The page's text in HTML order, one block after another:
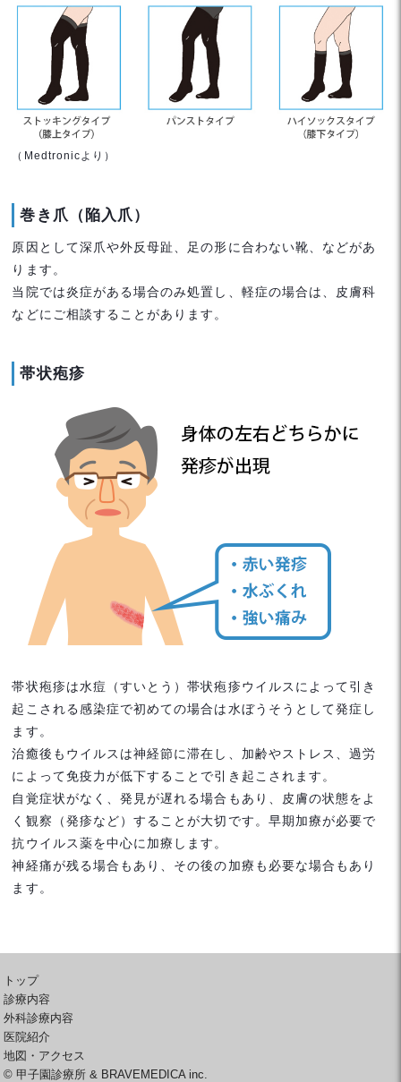
（Medtronicより）
巻き爪（陥入爪）
原因として深爪や外反母趾、足の形に合わない靴、などがあ
ります。
当院では炎症がある場合のみ処置し、軽症の場合は、皮膚科
などにご相談することがあります。
帯状疱疹
帯状疱疹は水痘（すいとう）帯状疱疹ウイルスによって引き
起こされる感染症で初めての場合は水ぼうそうとして発症し
ます。
治癒後もウイルスは神経節に滞在し、加齢やストレス、過労
によって免疫力が低下することで引き起こされます。
自覚症状がなく、発見が遅れる場合もあり、皮膚の状態をよ
く観察（発疹など）することが大切です。早期加療が必要で
抗ウイルス薬を中心に加療します。
神経痛が残る場合もあり、その後の加療も必要な場合もあり
ます。
トップ
診療内容
外科診療内容
医院紹介
地図・アクセス
© 甲子園診療所 & BRAVEMEDICA inc.